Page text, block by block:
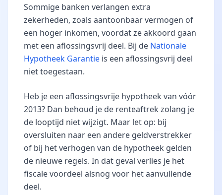
Sommige banken verlangen extra
zekerheden, zoals aantoonbaar vermogen of
een hoger inkomen, voordat ze akkoord gaan
met een aflossingsvrij deel. Bij de Nationale
Hypotheek Garantie is een aflossingsvrij deel
niet toegestaan.
Heb je een aflossingsvrije hypotheek van vóór
2013? Dan behoud je de renteaftrek zolang je
de looptijd niet wijzigt. Maar let op: bij
oversluiten naar een andere geldverstrekker
of bij het verhogen van de hypotheek gelden
de nieuwe regels. In dat geval verlies je het
fiscale voordeel alsnog voor het aanvullende
deel.